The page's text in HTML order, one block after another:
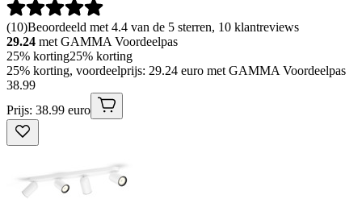
(10)Beoordeeld met 4.4 van de 5 sterren, 10 klantreviews
29.24 met GAMMA Voordeelpas
25% korting25% korting
25% korting, voordeelprijs: 29.24 euro met GAMMA Voordeelpas
38.99
Prijs: 38.99 euro